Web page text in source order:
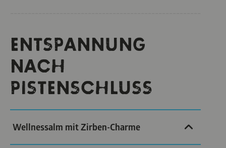
ENTSPANNUNG
NACH
PISTENSCHLUSS
Wellnessalm mit Zirben-Charme